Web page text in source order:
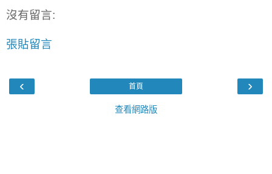
沒有留言:
張貼留言
‹ ›
首頁
查看網路版